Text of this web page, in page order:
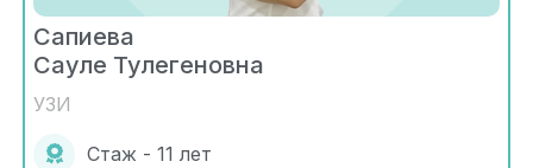
Сапиева
Сауле Тулегеновна
УЗИ
Стаж - 11 лет